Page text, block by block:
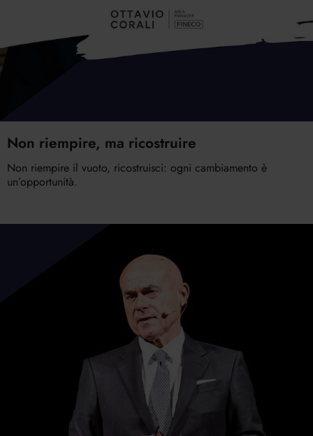
Non riempire, ma ricostruire
Non riempire il vuoto, ricostruisci: ogni cambiamento è
un’opportunità.